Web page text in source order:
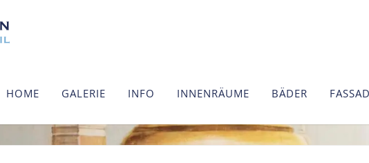
HOME GALERIE INFO INNENRÄUME BÄDER
Datenschutzerklärung